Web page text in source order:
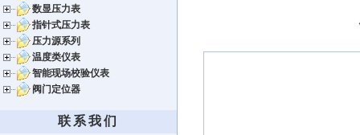
数显压力表
指针式压力表
压力源系列
温度类仪表
智能现场校验仪表
阀门定位器
联系我们